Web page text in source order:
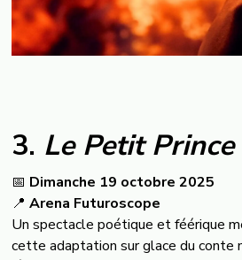
3. Le Petit
📅 Dimanche 19 octobre 2025
📍 Arena Futuroscope
Un spectacle poétique et féérique
cette adaptation sur glace du conte